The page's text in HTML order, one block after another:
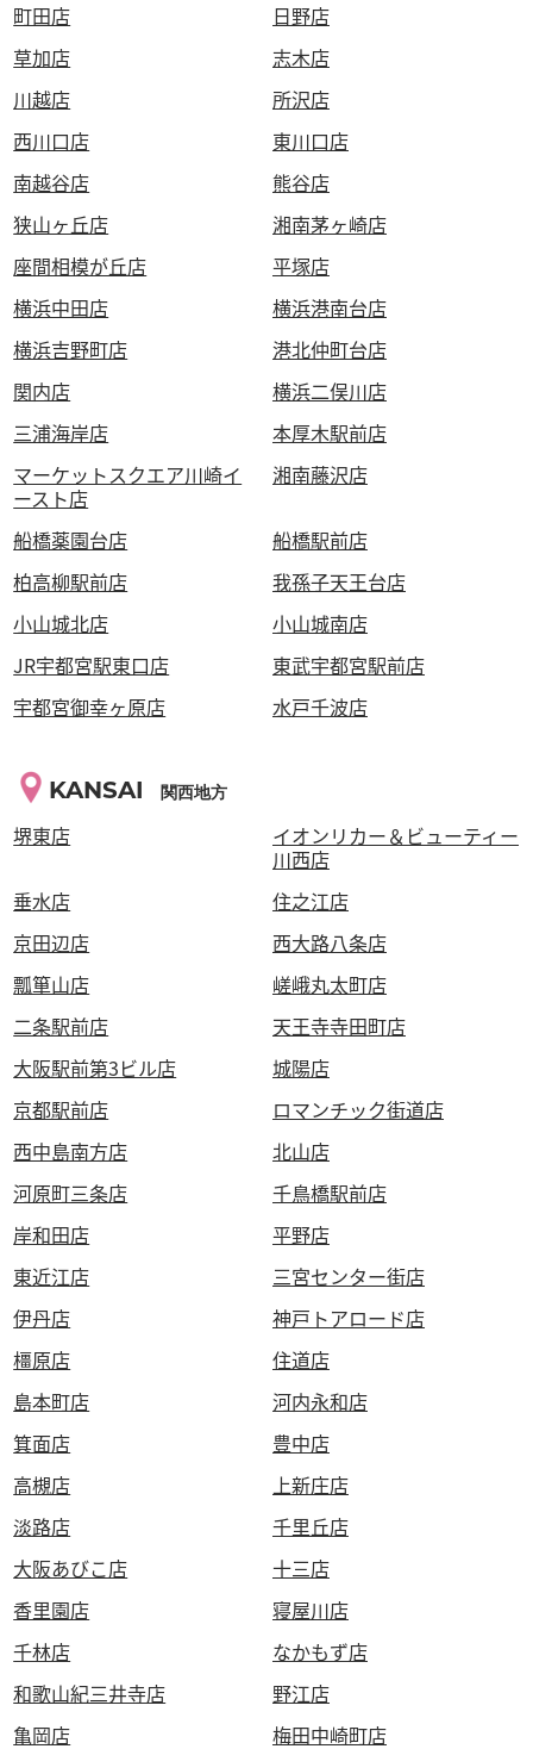
町田店
日野店
草加店
志木店
川越店
所沢店
西川口店
東川口店
南越谷店
熊谷店
狭山ヶ丘店
湘南茅ヶ崎店
座間相模が丘店
平塚店
横浜中田店
横浜港南台店
横浜吉野町店
港北仲町台店
関内店
横浜二俣川店
三浦海岸店
本厚木駅前店
マーケットスクエア川崎イ
ースト店
湘南藤沢店
船橋薬園台店
船橋駅前店
柏高柳駅前店
我孫子天王台店
小山城北店
小山城南店
JR宇都宮駅東口店
東武宇都宮駅前店
宇都宮御幸ヶ原店
水戸千波店
KANSAI 関西地方
堺東店
イオンリカー＆ビューティー
川西店
垂水店
住之江店
京田辺店
西大路八条店
瓢箪山店
嵯峨丸太町店
二条駅前店
天王寺寺田町店
大阪駅前第3ビル店
城陽店
京都駅前店
ロマンチック街道店
西中島南方店
北山店
河原町三条店
千鳥橋駅前店
岸和田店
平野店
東近江店
三宮センター街店
伊丹店
神戸トアロード店
橿原店
住道店
島本町店
河内永和店
箕面店
豊中店
高槻店
上新庄店
淡路店
千里丘店
大阪あびこ店
十三店
香里園店
寝屋川店
千林店
なかもず店
和歌山紀三井寺店
野江店
亀岡店
梅田中崎町店